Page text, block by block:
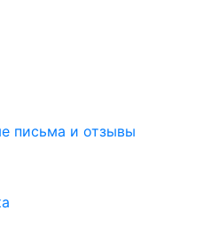
письма и отзывы